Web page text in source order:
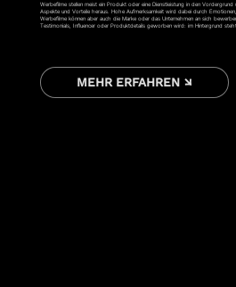
Werbefilme stellen meist ein Produkt oder eine Dienstleistung in den
Aspekte und Vorteile heraus. Hohe Aufmerksamkeit wird dabei durch
Werbefilme können aber auch die Marke oder das Unternehmen an sich
Testimonials, Influencer oder Produktdetails geworben wird: im Hintergrund
MEHR ERFAHREN ↘